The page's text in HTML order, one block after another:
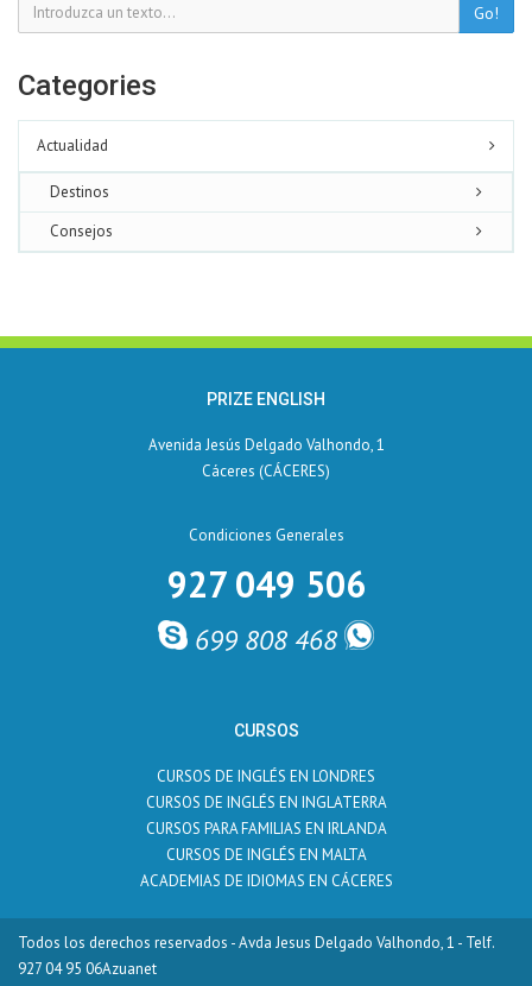
Go!
Categories
Actualidad
Destinos
Consejos
PRIZE ENGLISH
Avenida Jesús Delgado Valhondo, 1
Cáceres (CÁCERES)
Condiciones Generales
927 049 506
699 808 468
CURSOS
CURSOS DE INGLÉS EN LONDRES
CURSOS DE INGLÉS EN INGLATERRA
CURSOS PARA FAMILIAS EN IRLANDA
CURSOS DE INGLÉS EN MALTA
ACADEMIAS DE IDIOMAS EN CÁCERES
Todos los derechos reservados - Avda Jesus Delgado Valhondo, 1 - Telf.
927 04 95 06Azuanet